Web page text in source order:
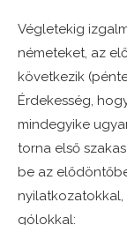
Végletekig
németeket, az
következik
Érdekesség,
mindegyike
torna első
be az
gólokkal: